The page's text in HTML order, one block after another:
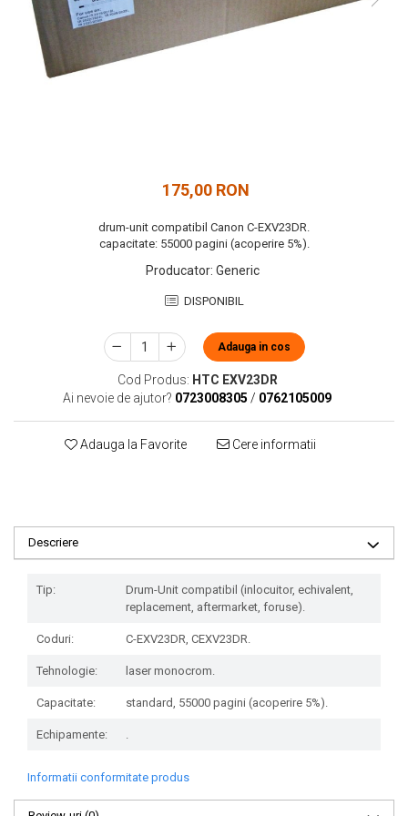
175,00 RON
drum-unit compatibil Canon C-EXV23DR.
capacitate: 55000 pagini (acoperire 5%).
Producator: Generic
DISPONIBIL
Adauga in cos
Cod Produs: HTC EXV23DR
Ai nevoie de ajutor? 0723008305 / 0762105009
Adauga la Favorite Cere informatii
Descriere
Tip:
Drum-Unit compatibil (inlocuitor, echivalent,
replacement, aftermarket, foruse).
Coduri: C-EXV23DR, CEXV23DR.
Tehnologie: laser monocrom.
Capacitate: standard, 55000 pagini (acoperire 5%).
Echipamente: .
Informatii conformitate produs